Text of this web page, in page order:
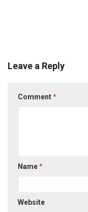
Leave a Reply
Comment*
Name*
Website